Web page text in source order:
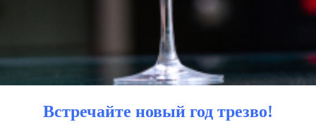
Встречайте новый год трезво!